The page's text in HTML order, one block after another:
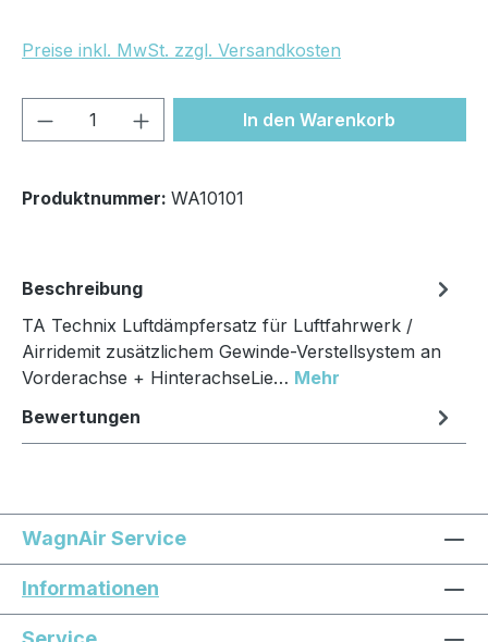
Preise inkl. MwSt. zzgl. Versandkosten
Produkt Anzahl: Gib denIn den Warenkorb
Produktnummer: WA10101
Beschreibung
TA Technix Luftdämpfersatz für Luftfahrwerk /
Airridemit zusätzlichem Gewinde-Verstellsystem an
Vorderachse + HinterachseLie… Mehr
Bewertungen
WagnAir Service
Informationen